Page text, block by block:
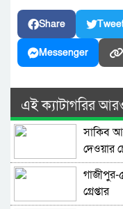
Share
Messenger
এই ক্যাটাগরির
সাকিব
দেওয়ার
গ্রেপ্তার